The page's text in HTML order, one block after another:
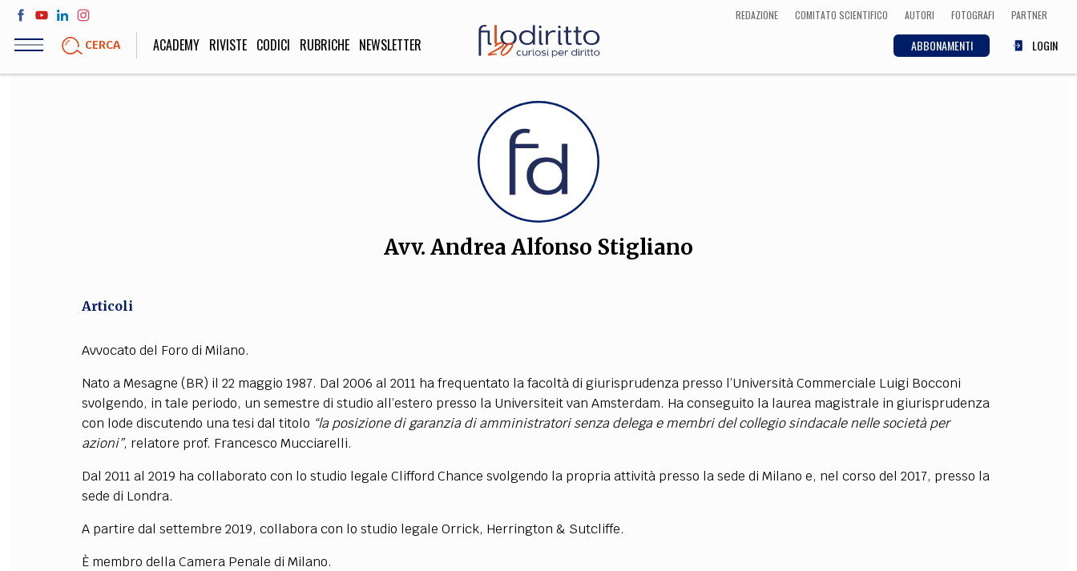
Salta
contenuto
REDAZIONE COMITATO SCIENTIFICO AUTORI FOTOGRAFI PARTNER
CERCA ABBONAMENTI LOGIN
ACADEMY RIVISTE CODICI RUBRICHE NEWSLETTER
DIRITTO
STORIA E FILOSOFIA INNOVAZIONE
FILODIRITTO REDAZIONE COMITATO SCIENTIFICO AUTORI CURATORI FOTOGRAFI PARTNER COLLABORA CON NOI
Avv. Andrea Alfonso Stigliano
Articoli
Avvocato del Foro di Milano.
Nato a Mesagne (BR) il 22 maggio 1987. Dal 2006 al 2011 ha frequentato la facoltà di giurisprudenza presso l’Università Commerciale Luigi Bocconi
svolgendo, in tale periodo, un semestre di studio all’estero presso la Universiteit van Amsterdam. Ha conseguito la laurea magistrale in giurisprudenza
con lode discutendo una tesi dal titolo “la posizione di garanzia di amministratori senza delega e membri del collegio sindacale nelle società per
azioni”, relatore prof. Francesco Mucciarelli.
Dal 2011 al 2019 ha collaborato con lo studio legale Clifford Chance svolgendo la propria attività presso la sede di Milano e, nel corso del 2017, presso la
sede di Londra.
A partire dal settembre 2019, collabora con lo studio legale Orrick, Herrington & Sutcliffe.
È membro della Camera Penale di Milano.